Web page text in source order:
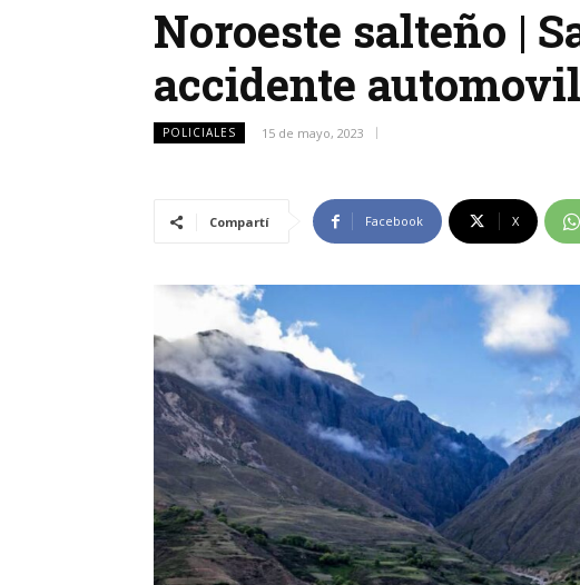
Noroeste salteño |
accidente
POLICIALES 15 de mayo, 2023
Compartí Facebook X